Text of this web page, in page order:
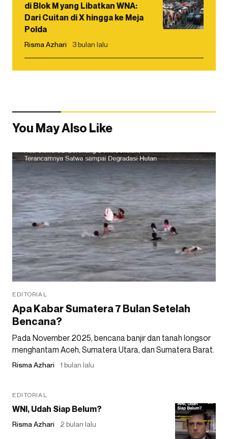
di Blok M yang Libatkan WNA:
Dari Cuitan di X hingga ke Meja
Polda
Risma Azhari 3 bulan lalu
You May Also Like
EDITORIAL
Apa Kabar Sumatera 7 Bulan Setelah
Bencana?
Pada November 2025, bencana banjir dan tanah longsor
menghantam Aceh, Sumatera Utara, dan Sumatera Barat.
Risma Azhari 1 bulan lalu
EDITORIAL
WNI, Udah Siap Belum?
Risma Azhari 2 bulan lalu